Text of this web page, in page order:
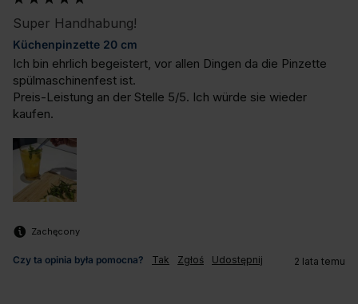
Super Handhabung!
Küchenpinzette 20 cm
Ich bin ehrlich begeistert, vor allen Dingen da die Pinzette
spülmaschinenfest ist.
Preis-Leistung an der Stelle 5/5. Ich würde sie wieder
kaufen.
Zachęcony
Czy ta opinia była pomocna? Tak Zgłoś Udostępnij 2 lata temu